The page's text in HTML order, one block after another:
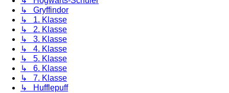
↳ Gryffindor
↳ 1. Klasse
↳ 2. Klasse
↳ 3. Klasse
↳ 4. Klasse
↳ 5. Klasse
↳ 6. Klasse
↳ 7. Klasse
↳ Hufflepuff